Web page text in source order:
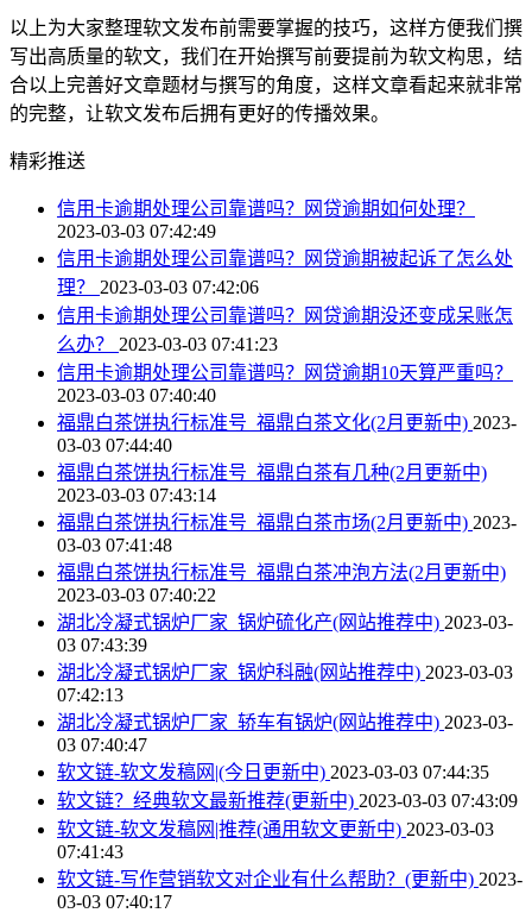
以上为大家整理软文发布前需要掌握的技巧，这样方便我们撰
写出高质量的软文，我们在开始撰写前要提前为软文构思，结
合以上完善好文章题材与撰写的角度，这样文章看起来就非常
的完整，让软文发布后拥有更好的传播效果。
精彩推送
信用卡逾期处理公司靠谱吗？网贷逾期如何处理？
2023-03-03 07:42:49
信用卡逾期处理公司靠谱吗？网贷逾期被起诉了怎么处
理？ 2023-03-03 07:42:06
信用卡逾期处理公司靠谱吗？网贷逾期没还变成呆账怎
么办？ 2023-03-03 07:41:23
信用卡逾期处理公司靠谱吗？网贷逾期10天算严重吗？
2023-03-03 07:40:40
福鼎白茶饼执行标准号_福鼎白茶文化(2月更新中) 2023-
03-03 07:44:40
福鼎白茶饼执行标准号_福鼎白茶有几种(2月更新中)
2023-03-03 07:43:14
福鼎白茶饼执行标准号_福鼎白茶市场(2月更新中) 2023-
03-03 07:41:48
福鼎白茶饼执行标准号_福鼎白茶冲泡方法(2月更新中)
2023-03-03 07:40:22
湖北冷凝式锅炉厂家_锅炉硫化产(网站推荐中) 2023-03-
03 07:43:39
湖北冷凝式锅炉厂家_锅炉科融(网站推荐中) 2023-03-03
07:42:13
湖北冷凝式锅炉厂家_轿车有锅炉(网站推荐中) 2023-03-
03 07:40:47
软文链-软文发稿网|(今日更新中) 2023-03-03 07:44:35
软文链？经典软文最新推荐(更新中) 2023-03-03 07:43:09
软文链-软文发稿网|推荐(通用软文更新中) 2023-03-03
07:41:43
软文链-写作营销软文对企业有什么帮助？(更新中) 2023-
03-03 07:40:17